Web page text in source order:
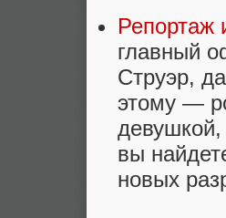
Репортаж
главный
Струэр,
этому —
девушкой,
вы
новых